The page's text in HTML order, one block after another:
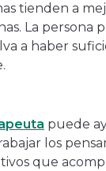
tienden a
La persona
a haber
puede
los
que